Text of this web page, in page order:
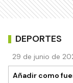
DEPORTES
29 de junio de
Añadir como